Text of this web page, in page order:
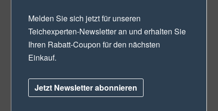
Melden Sie sich jetzt für unseren
Teichexperten-Newsletteran und erhalten Sie
Ihren Rabatt-Coupon für den nächsten
Einkauf.
Jetzt Newsletter abonnieren